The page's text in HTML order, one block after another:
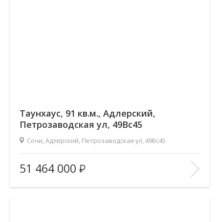
Таунхаус, 91 кв.м., Адлерский,
Петрозаводская ул, 49Вс45
Сочи, Адлерский, Петрозаводская ул, 49Вс45
Площадь(общ. /жил. /кухня), м2:
91.9/42/33
Количество комнат:
—
Этаж:
—/2
51 464 000